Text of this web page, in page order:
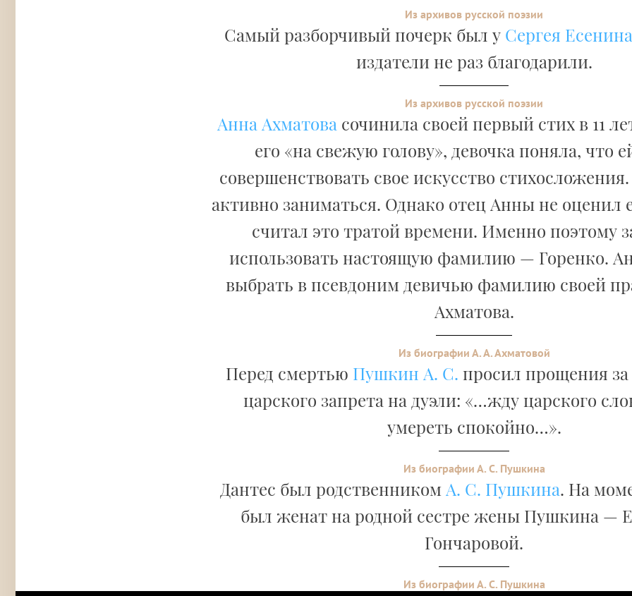
Из архивов русской поэзии
Самый разборчивый почерк был у Сергея Есенина
издатели не раз благодарили.
Из архивов русской поэзии
Анна Ахматова сочинила своей первый стих в 11
его «на свежую голову», девочка поняла, что
совершенствовать свое искусство
активно заниматься. Однако отец Анны не оценил
считал это тратой времени. Именно поэтому
использовать настоящую фамилию — Горенко.
выбрать в псевдоним девичью фамилию своей
Ахматова.
Из биографии А. А. Ахматовой
Перед смертью Пушкин А. С. просил прощения
царского запрета на дуэли: «…жду царского
умереть спокойно…».
Из биографии А. С. Пушкина
Дантес был родственником А. С. Пушкина. На
был женат на родной сестре жены Пушкина —
Гончаровой.
Из биографии А. С. Пушкина